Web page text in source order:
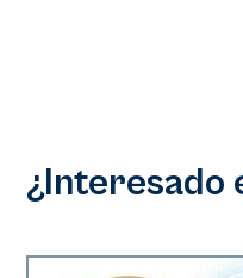
¿Interesado